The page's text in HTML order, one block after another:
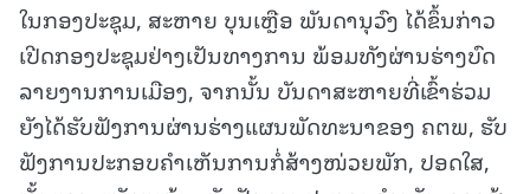
ໃນກອງປະຊຸມ, ສະຫາຍ ບຸນເຫຼືອ ພັນດານຸວົງ ໄດ້ຂຶ້ນກ່າວ
ເປີດກອງປະຊຸມຢ່າງເປັນທາງການ ພ້ອມທັງຜ່ານຮ່າງບົດ
ລາຍງານການເມືອງ, ຈາກນັ້ນ ບັນດາສະຫາຍທີ່ເຂົ້າຮ່ວມ
ຍັງໄດ້ຮັບຟັງການຜ່ານຮ່າງແຜນພັດທະນາຂອງ ຄຕພ, ຮັບ
ຟັງການປະກອບຄໍາເຫັນການກໍ່ສ້າງໜ່ວຍພັກ, ປອດໃສ,